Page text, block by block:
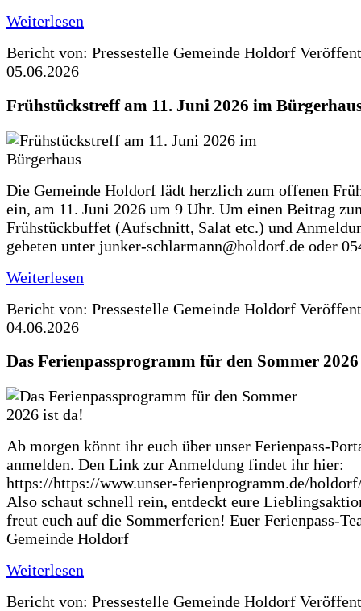
Weiterlesen
Bericht von: Pressestelle Gemeinde Holdorf
05.06.2026
Frühstückstreff am 11. Juni 2026 im
Die Gemeinde Holdorf lädt herzlich zum offenen
ein, am 11. Juni 2026 um 9 Uhr. Um einen Beitrag
Frühstückbuffet (Aufschnitt, Salat etc.) und
gebeten unter junker-schlarmann@holdorf.de oder
Weiterlesen
Bericht von: Pressestelle Gemeinde Holdorf
04.06.2026
Das Ferienpassprogramm für den Sommer
Ab morgen könnt ihr euch über unser Ferienpass-
anmelden. Den Link zur Anmeldung findet ihr hier:
https://https://www.unser-ferienprogramm.de/
Also schaut schnell rein, entdeckt eure
freut euch auf die Sommerferien! Euer Ferienpass-
Gemeinde Holdorf
Weiterlesen
Bericht von: Pressestelle Gemeinde Holdorf